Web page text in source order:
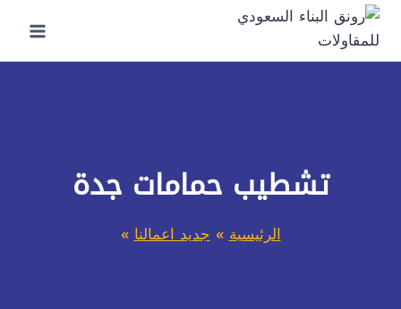
التجاوز
المحتوى
تشطيب حمامات جدة
الرئيسية»جديد اعمالنا»